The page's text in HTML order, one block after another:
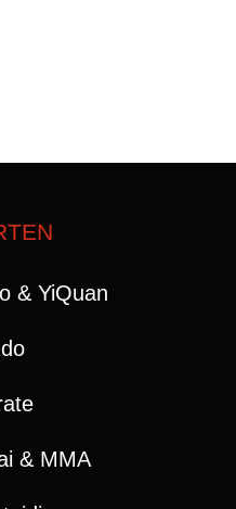
& YiQuan
& MMA